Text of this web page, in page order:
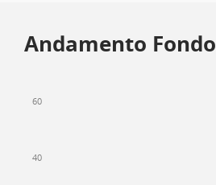
Andamento Fondo
40
60